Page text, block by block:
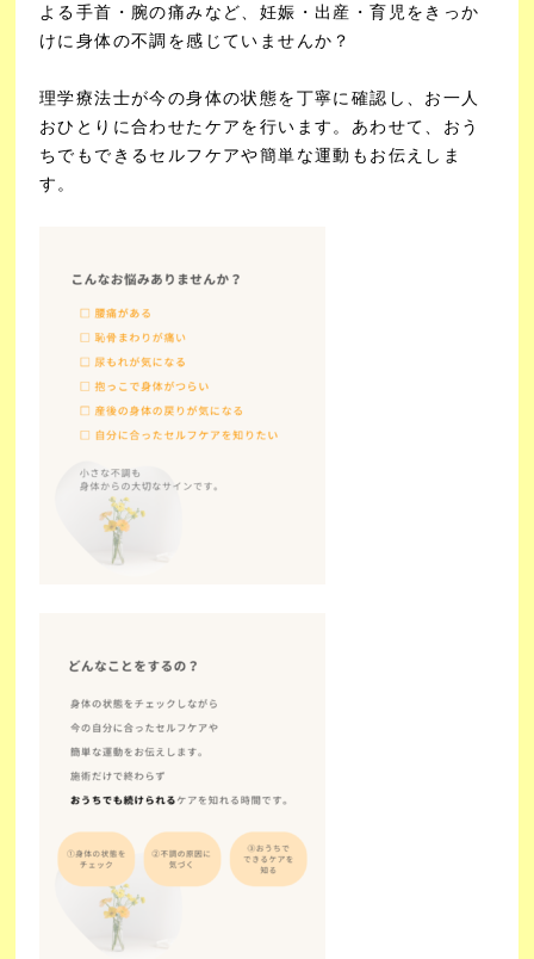
よる手首・腕の痛みなど、妊娠・出産・育児をきっか
けに身体の不調を感じていませんか？
理学療法士が今の身体の状態を丁寧に確認し、お一人
おひとりに合わせたケアを行います。 あわせて、おう
ちでもできるセルフケアや簡単な運動もお伝えしま
す。